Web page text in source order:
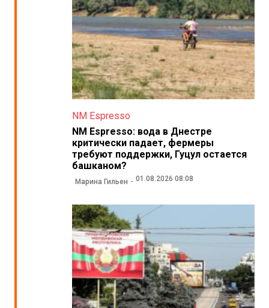
NM Espresso
NM Espresso: вода в Днестре
критически падает, фермеры
требуют поддержки, Гуцул остается
башканом?
Марина Гильен 01.08.2026 08:08